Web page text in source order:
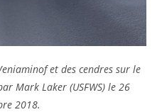
et des cendres sur le
Mark Laker (USFWS) le 26
2018.